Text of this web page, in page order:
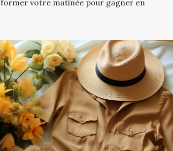
votre matinée pour gagner en